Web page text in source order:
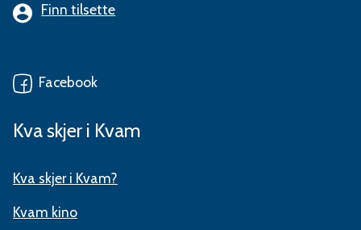
Finn tilsette
Facebook
Kva skjer i Kvam
Kva skjer i Kvam?
Kvam kino